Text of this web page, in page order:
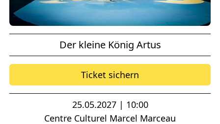
Der kleine König Artus
Ticket sichern
25.05.2027 | 10:00
Centre Culturel Marcel Marceau